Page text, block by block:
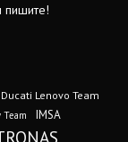
пишите!
Ducati Lenovo Team
IMSA